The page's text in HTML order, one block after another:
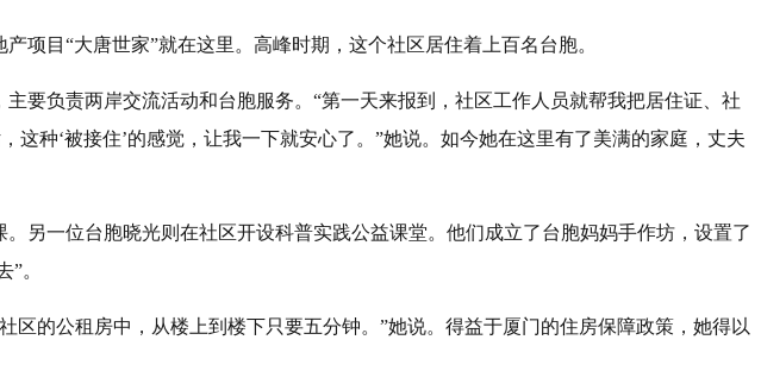
项目“大唐世家”就在这里。高峰时期，这个社区居住着上百名台胞。
要负责两岸交流活动和台胞服务。“第一天来报到，社区工作人员就帮我把居住证、社
种‘被接住’的感觉，让我一下就安心了。”她说。如今她在这里有了美满的家庭，丈夫
另一位台胞晓光则在社区开设科普实践公益课堂。他们成立了台胞妈妈手作坊，设置了
。
区的公租房中，从楼上到楼下只要五分钟。”她说。得益于厦门的住房保障政策，她得以